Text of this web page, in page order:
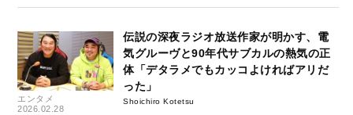
エンタメ
2026.02.28
伝説の深夜ラジオ放送作家が明かす、電
気グルーヴと90年代サブカルの熱気の正
体「デタラメでもカッコよければアリだ
った」
Shoichiro Kotetsu